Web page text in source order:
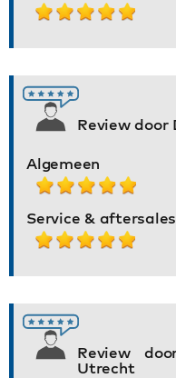
Review door
Algemeen
Service &
Review
Utrecht